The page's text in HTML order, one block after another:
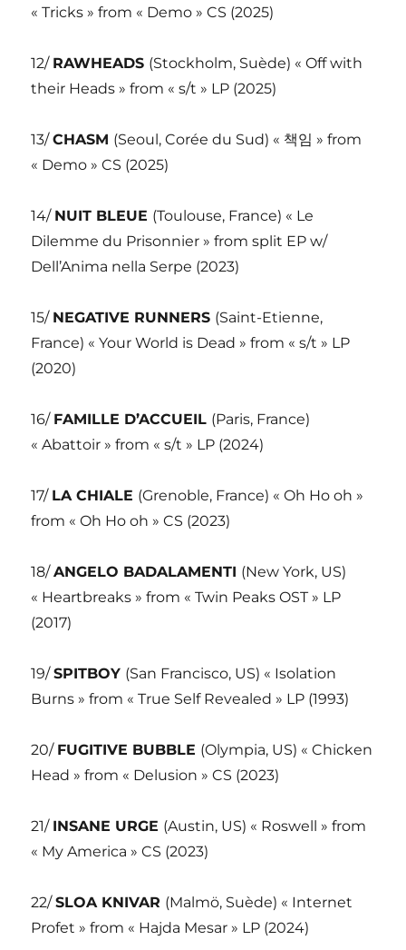
« Tricks » from « Demo » CS (2025)
12/ RAWHEADS (Stockholm, Suède) « Off with
their Heads » from « s/t » LP (2025)
13/CHASM (Seoul, Corée du Sud) « 책임 » from
« Demo » CS (2025)
14/ NUIT BLEUE (Toulouse, France) « Le
Dilemme du Prisonnier » from split EP w/
Dell’Anima nella Serpe (2023)
15/ NEGATIVE RUNNERS (Saint-Etienne,
France) « Your World is Dead » from « s/t » LP
(2020)
16/ FAMILLE D’ACCUEIL (Paris, France)
« Abattoir » from « s/t » LP (2024)
17/ LA CHIALE (Grenoble, France) « Oh Ho oh »
from « Oh Ho oh » CS (2023)
18/ANGELO BADALAMENTI (New York, US)
« Heartbreaks » from « Twin Peaks OST » LP
(2017)
19/SPITBOY (San Francisco, US) « Isolation
Burns » from « True Self Revealed » LP (1993)
20/ FUGITIVE BUBBLE (Olympia, US) « Chicken
Head » from « Delusion » CS (2023)
21/ INSANE URGE (Austin, US) « Roswell » from
« My America » CS (2023)
22/SLOA KNIVAR (Malmö, Suède) « Internet
Profet » from « Hajda Mesar » LP (2024)